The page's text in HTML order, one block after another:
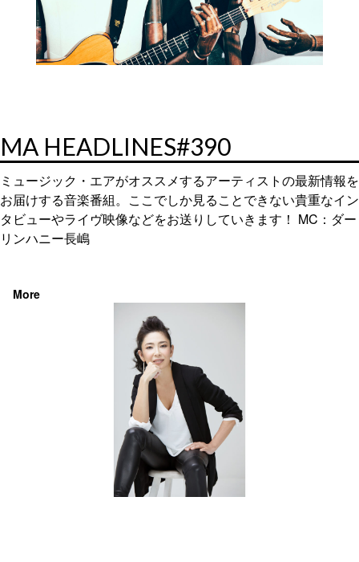
MA HEADLINES#390
ミュージック・エアがオススメするアーティストの最新情報を
お届けする音楽番組。ここでしか見ることできない貴重なイン
タビューやライヴ映像などをお送りしていきます！ MC：ダー
リンハニー長嶋
More